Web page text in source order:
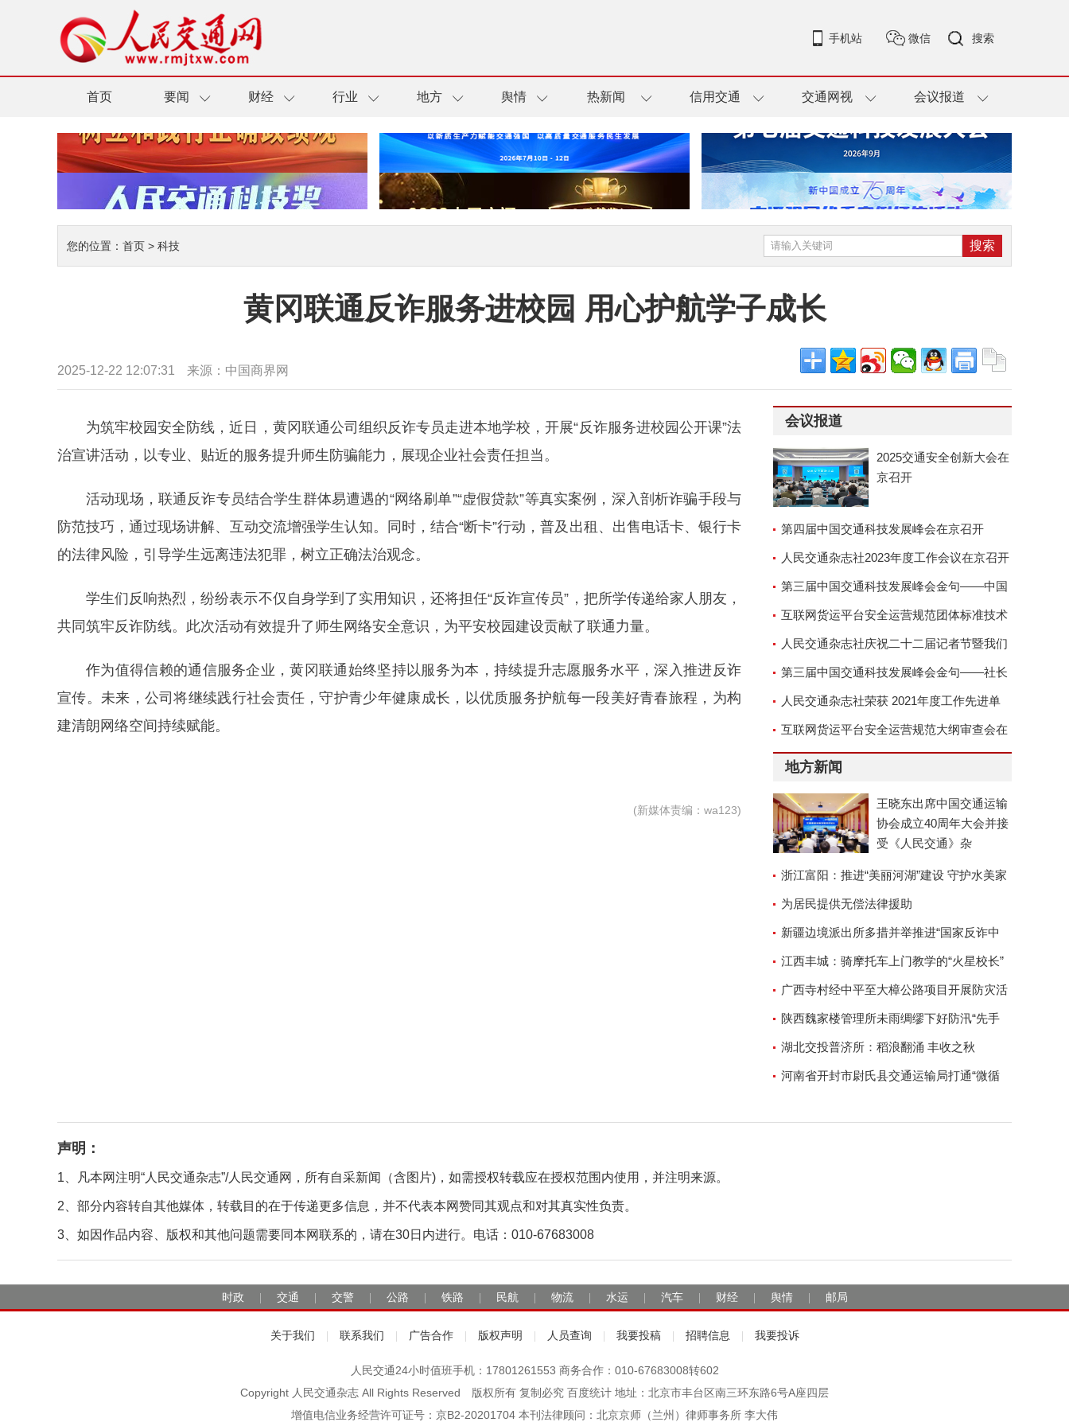
手机站 微信 搜索
首页 要闻 财经 行业 地方 舆情 热新闻 信用交通 交通网视 会议报道
您的位置： 首页 > 科技
黄冈联通反诈服务进校园 用心护航学子成长
2025-12-22 12:07:31 来源：中国商界网
为筑牢校园安全防线，近日，黄冈联通公司组织反诈专员走进本地学校，开展“反诈服务进校园公开课”法
治宣讲活动，以专业、贴近的服务提升师生防骗能力，展现企业社会责任担当。
活动现场，联通反诈专员结合学生群体易遭遇的“网络刷单”“虚假贷款”等真实案例，深入剖析诈骗手段与
防范技巧，通过现场讲解、互动交流增强学生认知。同时，结合“断卡”行动，普及出租、出售电话卡、银行卡
的法律风险，引导学生远离违法犯罪，树立正确法治观念。
学生们反响热烈，纷纷表示不仅自身学到了实用知识，还将担任“反诈宣传员”，把所学传递给家人朋友，
共同筑牢反诈防线。此次活动有效提升了师生网络安全意识，为平安校园建设贡献了联通力量。
作为值得信赖的通信服务企业，黄冈联通始终坚持以服务为本，持续提升志愿服务水平，深入推进反诈
宣传。未来，公司将继续践行社会责任，守护青少年健康成长，以优质服务护航每一段美好青春旅程，为构
建清朗网络空间持续赋能。
(新媒体责编：wa123)
会议报道
2025交通安全创新大会在
京召开
第四届中国交通科技发展峰会在京召开
人民交通杂志社2023年度工作会议在京召开
第三届中国交通科技发展峰会金句——中国
交通运输协会副会长兼秘
互联网货运平台安全运营规范团体标准技术
审查会顺利召开
人民交通杂志社庆祝二十二届记者节暨我们
的故事演讲座谈会
第三届中国交通科技发展峰会金句——社长
郑德岭
人民交通杂志社荣获 2021年度工作先进单
位称号
互联网货运平台安全运营规范大纲审查会在
京召开
地方新闻
王晓东出席中国交通运输
协会成立40周年大会并接
受《人民交通》杂
浙江富阳：推进“美丽河湖”建设 守护水美家
园为居民提供无偿法律援助
新疆边境派出所多措并举推进“国家反诈中
心”APP安装工作
江西丰城：骑摩托车上门教学的“火星校长”
广西寺村经中平至大樟公路项目开展防灾活
动陕西魏家楼管理所未雨绸缪下好防汛“先手
棋”湖北交投普济所：稻浪翻涌 丰收之秋
河南省开封市尉氏县交通运输局打通“微循
声明：
1、凡本网注明“人民交通杂志”/人民交通网，所有自采新闻（含图片)，如需授权转载应在授权范围内使用，并注明来源。
2、部分内容转自其他媒体，转载目的在于传递更多信息，并不代表本网赞同其观点和对其真实性负责。
3、如因作品内容、版权和其他问题需要同本网联系的，请在30日内进行。电话：010-67683008
时政 交通 交警 公路 铁路 民航 物流 水运 汽车 财经 舆情 邮局
关于我们 联系我们 广告合作 版权声明 人员查询 我要投稿 招聘信息 我要投诉
人民交通24小时值班手机：17801261553 商务合作：010-67683008转602
Copyright 人民交通杂志 All Rights Reserved 版权所有 复制必究 百度统计 地址：北京市丰台区南三环东路6号A座四层
增值电信业务经营许可证号：京B2-20201704 本刊法律顾问：北京京师（兰州）律师事务所 李大伟